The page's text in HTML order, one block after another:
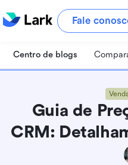
Fale
Centro de blogs
Guia de
CRM: